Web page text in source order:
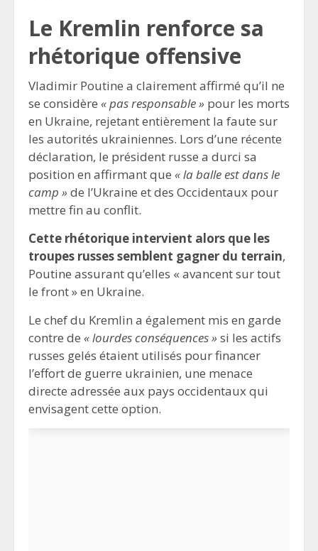
Le Kremlin renforce sa
rhétorique offensive
Vladimir Poutine a clairement affirmé qu’il ne
se considère « pas responsable » pour les morts
en Ukraine, rejetant entièrement la faute sur
les autorités ukrainiennes. Lors d’une récente
déclaration, le président russe a durci sa
position en affirmant que « la balle est dans le
camp » de l’Ukraine et des Occidentaux pour
mettre fin au conflit.
Cette rhétorique intervient alors que les
troupes russes semblent gagner du terrain,
Poutine assurant qu’elles « avancent sur tout
le front » en Ukraine.
Le chef du Kremlin a également mis en garde
contre de « lourdes conséquences » si les actifs
russes gelés étaient utilisés pour financer
l’effort de guerre ukrainien, une menace
directe adressée aux pays occidentaux qui
envisagent cette option.